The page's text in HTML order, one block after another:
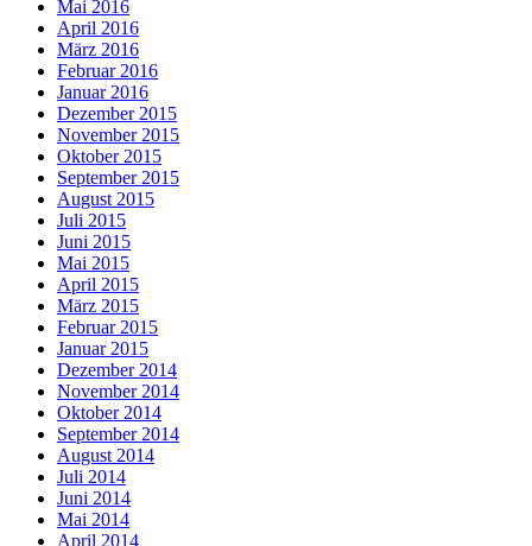
Mai 2016
April 2016
März 2016
Februar 2016
Januar 2016
Dezember 2015
November 2015
Oktober 2015
September 2015
August 2015
Juli 2015
Juni 2015
Mai 2015
April 2015
März 2015
Februar 2015
Januar 2015
Dezember 2014
November 2014
Oktober 2014
September 2014
August 2014
Juli 2014
Juni 2014
Mai 2014
April 2014